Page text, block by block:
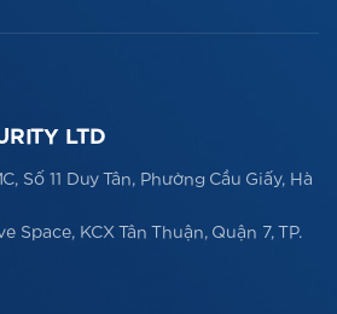
LTD
Số 11 Duy Tân, Phường Cầu Giấy, Hà
Space, KCX Tân Thuận, Quận 7, TP.